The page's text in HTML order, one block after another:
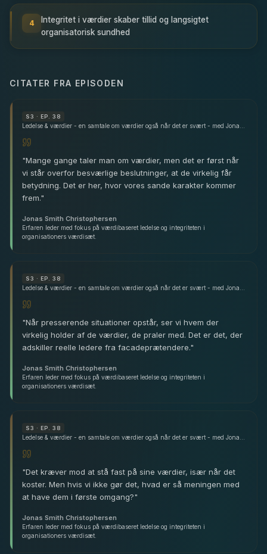
4
Integritet i værdier skaber tillid og langsigtet
organisatorisk sundhed
CITATER FRA EPISODEN
S3 · EP. 38
"Mange gange taler man om værdier, men det er først når
vi står overfor besværlige beslutninger, at de virkelig får
betydning. Det er her, hvor vores sande karakter kommer
frem."
Jonas Smith Christophersen
Erfaren leder med fokus på værdibaseret ledelse og integriteten i
organisationers værdisæt.
S3 · EP. 38
"Når presserende situationer opstår, ser vi hvem der
virkelig holder af de værdier, de praler med. Det er det, der
adskiller reelle ledere fra facadeprætendere."
Jonas Smith Christophersen
Erfaren leder med fokus på værdibaseret ledelse og integriteten i
organisationers værdisæt.
S3 · EP. 38
"Det kræver mod at stå fast på sine værdier, især når det
koster. Men hvis vi ikke gør det, hvad er så meningen med
at have dem i første omgang?"
Jonas Smith Christophersen
Erfaren leder med fokus på værdibaseret ledelse og integriteten i
organisationers værdisæt.